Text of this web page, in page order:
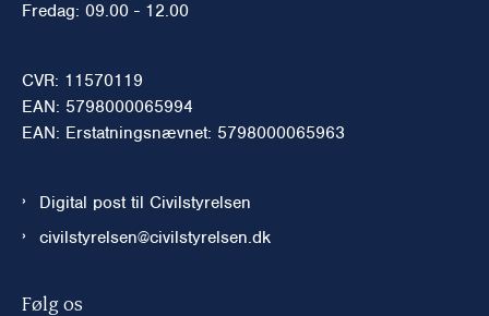
Fredag: 09.00 - 12.00
CVR: 11570119
EAN: 5798000065994
EAN: Erstatningsnævnet: 5798000065963
Digital post til Civilstyrelsen
civilstyrelsen@civilstyrelsen.dk
Følg os